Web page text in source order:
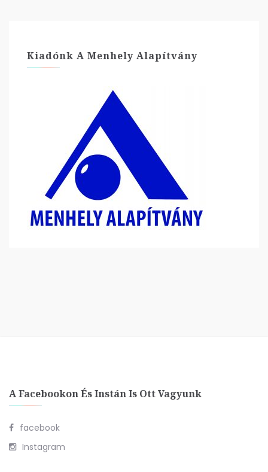
Kiadónk A Menhely Alapítvány
A Facebookon És Instán Is Ott Vagyunk
facebook
Instagram